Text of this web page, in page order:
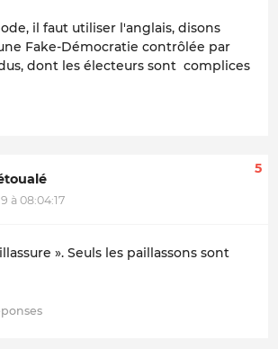
il faut utiliser l'anglais, disons
Fake-Démocratie contrôlée par
dont les électeurs sont complices
à 08:04:17
5
». Seuls les paillassons sont